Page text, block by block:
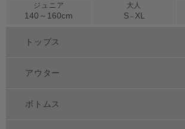
ジュニア
140～ 160cm
大人
S～ XL
トップス
アウター
ボトムス